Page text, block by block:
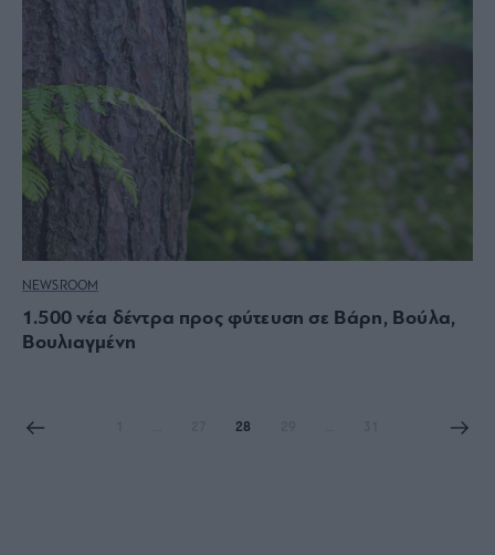
NEWSROOM
1.500 νέα δέντρα προς φύτευση σε Βάρη, Βούλα,
Βουλιαγμένη
28